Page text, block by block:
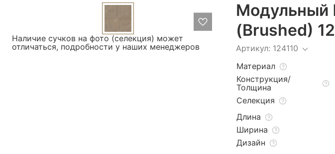
Наличие сучков на фото (селекция) может
отличаться, подробности у наших менеджеров
Модульный
(Brushed)
Артикул: 124110
Материал
Конструкция/
Толщина
Селекция
Длина
Ширина
Дизайн